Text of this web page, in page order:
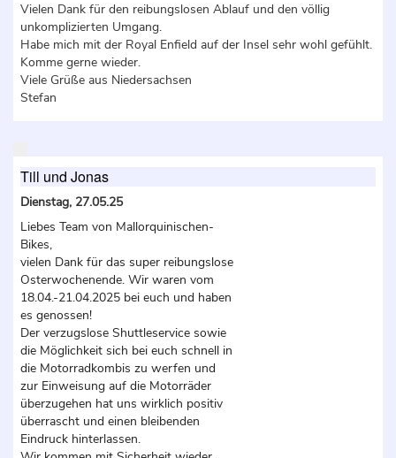
Vielen Dank für den reibungslosen Ablauf und den völlig
unkomplizierten Umgang.
Habe mich mit der Royal Enfield auf der Insel sehr wohl gefühlt.
Komme gerne wieder.
Viele Grüße aus Niedersachsen
Stefan
Till und Jonas
Dienstag, 27.05.25
Liebes Team von Mallorquinischen-
Bikes,
vielen Dank für das super reibungslose
Osterwochenende. Wir waren vom
18.04.-21.04.2025 bei euch und haben
es genossen!
Der verzugslose Shuttleservice sowie
die Möglichkeit sich bei euch schnell in
die Motorradkombis zu werfen und
zur Einweisung auf die Motorräder
überzugehen hat uns wirklich positiv
überrascht und einen bleibenden
Eindruck hinterlassen.